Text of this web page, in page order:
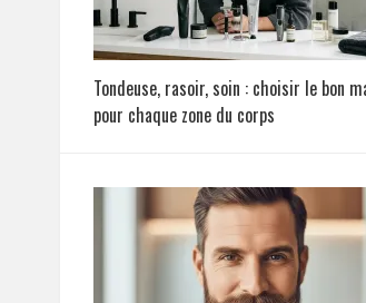
Tondeuse, rasoir, soin : choisir le bon
pour chaque zone du corps